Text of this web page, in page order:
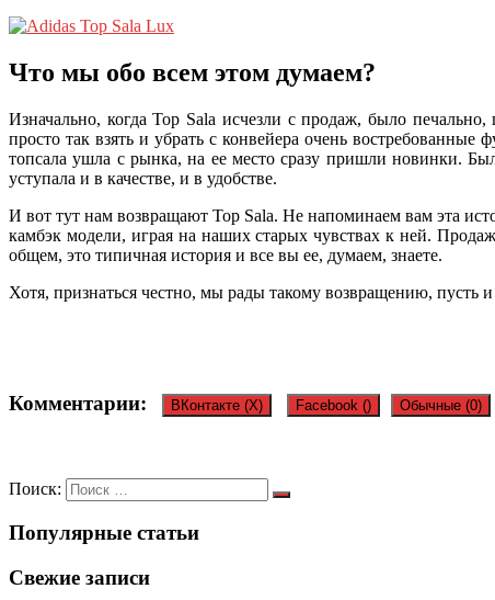
Что мы обо всем этом думаем?
Изначально, когда Top Sala исчезли с продаж, было
просто так взять и убрать с конвейера очень
топсала ушла с рынка, на ее место сразу пришли новинки.
уступала и в качестве, и в удобстве.
И вот тут нам возвращают Top Sala. Не напоминаем вам эта
камбэк модели, играя на наших старых чувствах к ней.
общем, это типичная история и все вы ее, думаем, знаете.
Хотя, признаться честно, мы рады такому возвращению,
Комментарии: ВКонтакте (X) Facebook () Обычные (0)
Оставить комментарий
Ваш адрес email не будет опубликован.
Поиск:
Популярные статьи
Свежие записи